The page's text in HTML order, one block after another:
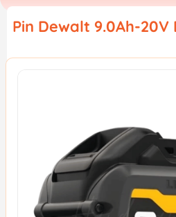
Pin Dewalt 9.0Ah-20V